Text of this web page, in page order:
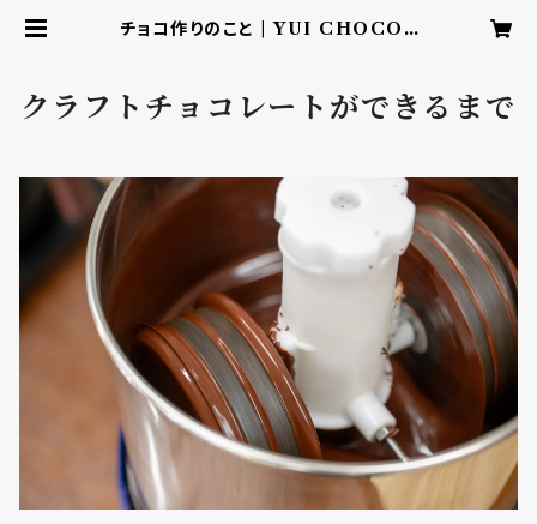
チョコ作りのこと | YUI CHOCOL
クラフトチョコレートができるまで